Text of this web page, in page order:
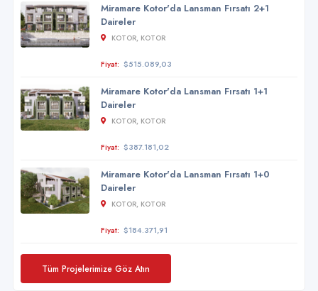
Miramare Kotor'da Lansman Fırsatı 2+1
Daireler
KOTOR, KOTOR
Fiyat: $515.089,03
Miramare Kotor'da Lansman Fırsatı 1+1
Daireler
KOTOR, KOTOR
Fiyat: $387.181,02
Miramare Kotor'da Lansman Fırsatı 1+0
Daireler
KOTOR, KOTOR
Fiyat: $184.371,91
Tüm Projelerimize Göz Atın